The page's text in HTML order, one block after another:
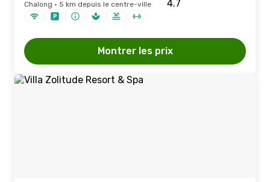
Chalong · 5 km depuis le centre-ville
Montrer les prix